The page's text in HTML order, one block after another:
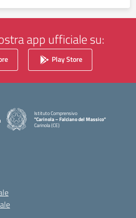
app ufficiale su:
Play Store
Istituto Comprensivo
"Carinola – Falciano del Massico"
Carinola (CE)